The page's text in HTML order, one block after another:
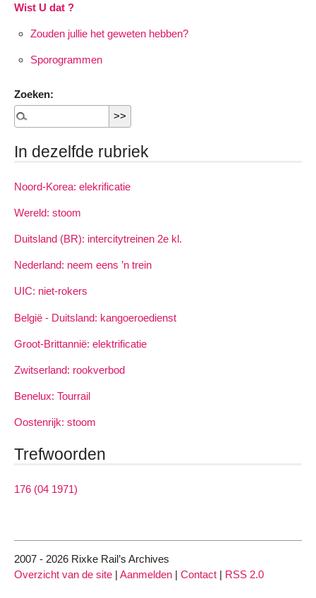
Wist U dat ?
Zouden jullie het geweten hebben?
Sporogrammen
Zoeken:
In dezelfde rubriek
Noord-Korea: elekrificatie
Wereld: stoom
Duitsland (BR): intercitytreinen 2e kl.
Nederland: neem eens ’n trein
UIC: niet-rokers
België - Duitsland: kangoeroedienst
Groot-Brittannië: elektrificatie
Zwitserland: rookverbod
Benelux: Tourrail
Oostenrijk: stoom
Trefwoorden
176 (04 1971)
2007 - 2026 Rixke Rail’s Archives
Overzicht van de site | Aanmelden | Contact | RSS 2.0